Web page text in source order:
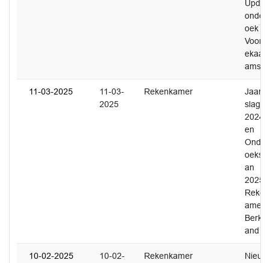
oek
Voorm
ams
11-03-2025
11-03-
2025
Rekenkamer
slag
2024
en
oekspl
an
2025
amer
Berkell
and
10-02-2025
10-02-
Rekenkamer
Nieuw